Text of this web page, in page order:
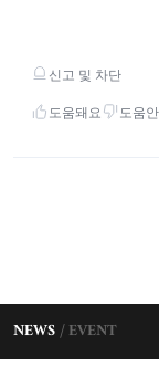
NEWS EVENT